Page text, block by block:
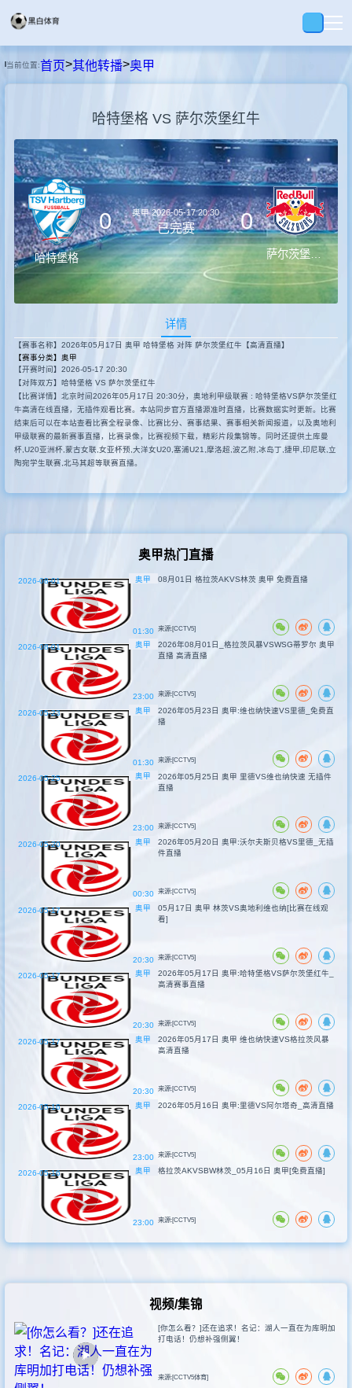
足球
篮球
录播
视界
资讯
当前位置:首页>其他转播>奥甲
哈特堡格 VS 萨尔茨堡红牛
哈特堡格
0 奥甲2026-05-17 20:30
已完赛 0
详情
【赛事名称】2026年05月17日 奥甲 哈特堡格 对阵 萨尔茨堡红牛【高清直播】
【赛事分类】 奥甲
【开赛时间】2026-05-17 20:30
【对阵双方】哈特堡格 VS 萨尔茨堡红牛
【比赛详情】北京时间2026年05月17日 20:30分，奥地利甲级联赛 : 哈特堡格VS萨尔茨堡红
牛高清在线直播，无插件观看比赛。本站同步官方直播源准时直播，比赛数据实时更新。比赛
结束后可以在本站查看比赛全程录像、比赛比分、赛事结果、赛事相关新闻报道，以及奥地利
甲级联赛的最新赛事直播，比赛录像，比赛视频下载，精彩片段集锦等。同时还提供土库曼
杯,U20亚洲杯,蒙古女联,女亚杯预,大洋女U20,塞浦U21,摩洛超,波乙附,冰岛丁,捷甲,印尼联,立
陶宛学生联赛,北马其超等联赛直播。
奥甲热门直播
奥甲
01:30
2026-08-01 08月01日 格拉茨AKVS林茨 奥甲 免费直播
来源:[CCTV5]
奥甲
23:00
2026-08-01
2026年08月01日_格拉茨风暴VSWSG蒂罗尔 奥甲
直播 高清直播
来源:[CCTV5]
奥甲
01:30
2026-05-23
2026年05月23日 奥甲:维也纳快速VS里德_免费直
播
来源:[CCTV5]
奥甲
23:00
2026-05-25
2026年05月25日 奥甲 里德VS维也纳快速 无插件
直播
来源:[CCTV5]
奥甲
00:30
2026-05-20
2026年05月20日 奥甲:沃尔夫斯贝格VS里德_无插
件直播
来源:[CCTV5]
奥甲
20:30
2026-05-17
05月17日 奥甲 林茨VS奥地利维也纳[比赛在线观
看]
来源:[CCTV5]
奥甲
20:30
2026-05-17
2026年05月17日 奥甲:哈特堡格VS萨尔茨堡红牛_
高清赛事直播
来源:[CCTV5]
奥甲
20:30
2026-05-17
2026年05月17日 奥甲 维也纳快速VS格拉茨风暴
高清直播
来源:[CCTV5]
奥甲
23:00
2026-05-16 2026年05月16日 奥甲:里德VS阿尔塔奇_高清直播
来源:[CCTV5]
奥甲
23:00
2026-05-16 格拉茨AKVSBW林茨_05月16日 奥甲[免费直播]
来源:[CCTV5]
视频/集锦
[你怎么看？]还在追求！名记：湖人一直在为库明加
打电话！仍想补强侧翼！
来源:[CCTV5体育]